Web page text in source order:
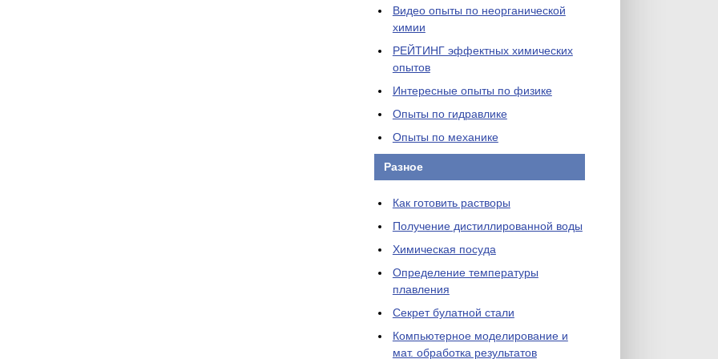
Видео опыты по неорганической
химии
РЕЙТИНГ эффектных химических
опытов
Интересные опыты по физике
Опыты по гидравлике
Опыты по механике
Разное
Как готовить растворы
Получение дистиллированной воды
Химическая посуда
Определение температуры
плавления
Секрет булатной стали
Компьютерное моделирование и
мат. обработка результатов